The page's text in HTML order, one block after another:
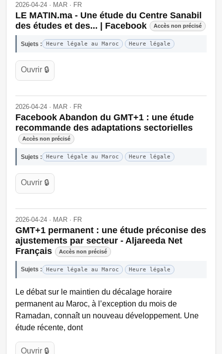
2026-04-24 · MAR · FR
LE MATIN.ma - Une étude du Centre Sanabil
des études et des... | Facebook
Accès non précisé
Sujets : Heure légale au Maroc Heure légale
Ouvrir 🔒
2026-04-24 · MAR · FR
Facebook Abandon du GMT+1 : une étude
recommande des adaptations sectorielles
Accès non précisé
Sujets : Heure légale au Maroc Heure légale
Ouvrir 🔒
2026-04-24 · MAR · FR
GMT+1 permanent : une étude préconise des
ajustements par secteur - Aljareeda Net
Français
Accès non précisé
Sujets : Heure légale au Maroc Heure légale
Le débat sur le maintien du décalage horaire
permanent au Maroc, à l’exception du mois de
Ramadan, connaît un nouveau développement. Une
étude récente, dont
Ouvrir 🔒